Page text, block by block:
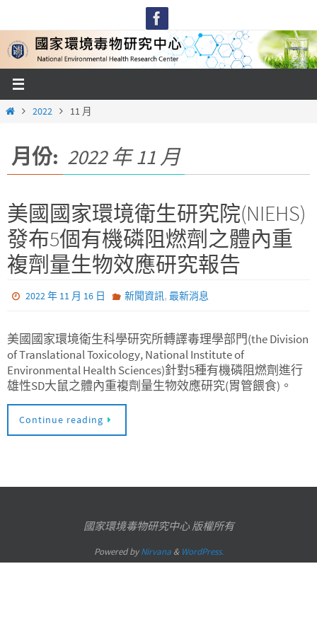
content
Home2022 11 月
月份: 2022 年 11 月
美國國家環境衛生研究院(NIEHS)
發布5個有機磷阻燃劑之體內重
複劑量生物效應研究報告
2022 年 11 月 16 日 新聞資訊, 最新消息
美國國家環境衛生科學研究所轉譯毒理學部門(the Division
of Translational Toxicology, National Institute of
Environmental Health Sciences)針對5種有機磷阻燃劑進行
雄性SD大鼠之體內重複劑量生物效應研究(胃管餵食)。
Continue reading
國家環境毒物研究中心 版權所有
Powered byNirvana& WordPress.